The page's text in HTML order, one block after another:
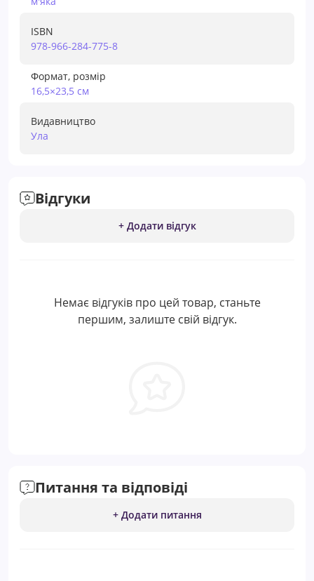
ISBN
978-966-284-775-8
Формат, розмір
16,5×23,5 см
Видавництво
Ула
Відгуки
+ Додати відгук
Немає відгуків про цей товар, станьте
першим, залиште свій відгук.
Питання та відповіді
+ Додати питання